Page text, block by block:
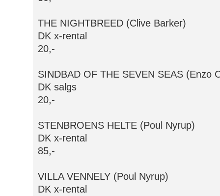
THE NIGHTBREED (Clive Barker)
DK x-rental
20,-
SINDBAD OF THE SEVEN SEAS (Enzo
DK salgs
20,-
STENBROENS HELTE (Poul Nyrup)
DK x-rental
85,-
VILLA VENNELY (Poul Nyrup)
DK x-rental